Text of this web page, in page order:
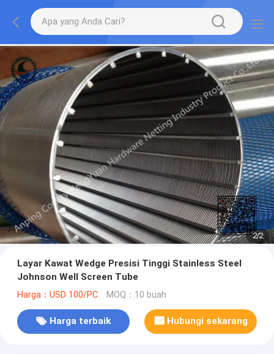
2/2
Layar Kawat Wedge Presisi Tinggi Stainless Steel
Johnson Well Screen Tube
Harga：USD 100/PC MOQ：10 buah
Harga terbaik Hubungi sekarang